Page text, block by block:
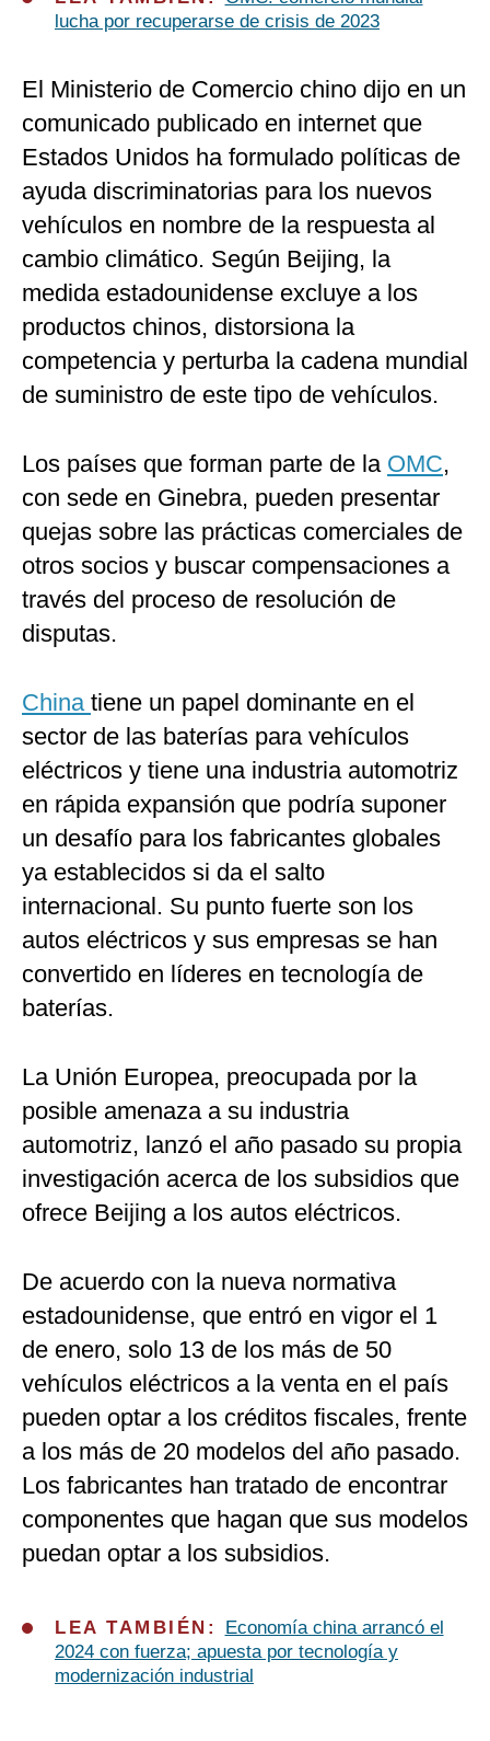
lucha por recuperarse de crisis de 2023
El Ministerio de Comercio chino dijo en un
comunicado publicado en internet que
Estados Unidos ha formulado políticas de
ayuda discriminatorias para los nuevos
vehículos en nombre de la respuesta al
cambio climático. Según Beijing, la
medida estadounidense excluye a los
productos chinos, distorsiona la
competencia y perturba la cadena mundial
de suministro de este tipo de vehículos.
Los países que forman parte de la OMC,
con sede en Ginebra, pueden presentar
quejas sobre las prácticas comerciales de
otros socios y buscar compensaciones a
través del proceso de resolución de
disputas.
China tiene un papel dominante en el
sector de las baterías para vehículos
eléctricos y tiene una industria automotriz
en rápida expansión que podría suponer
un desafío para los fabricantes globales
ya establecidos si da el salto
internacional. Su punto fuerte son los
autos eléctricos y sus empresas se han
convertido en líderes en tecnología de
baterías.
La Unión Europea, preocupada por la
posible amenaza a su industria
automotriz, lanzó el año pasado su propia
investigación acerca de los subsidios que
ofrece Beijing a los autos eléctricos.
De acuerdo con la nueva normativa
estadounidense, que entró en vigor el 1
de enero, solo 13 de los más de 50
vehículos eléctricos a la venta en el país
pueden optar a los créditos fiscales, frente
a los más de 20 modelos del año pasado.
Los fabricantes han tratado de encontrar
componentes que hagan que sus modelos
puedan optar a los subsidios.
LEA TAMBIÉN:
Economía china arrancó el
2024 con fuerza; apuesta por tecnología y
modernización industrial